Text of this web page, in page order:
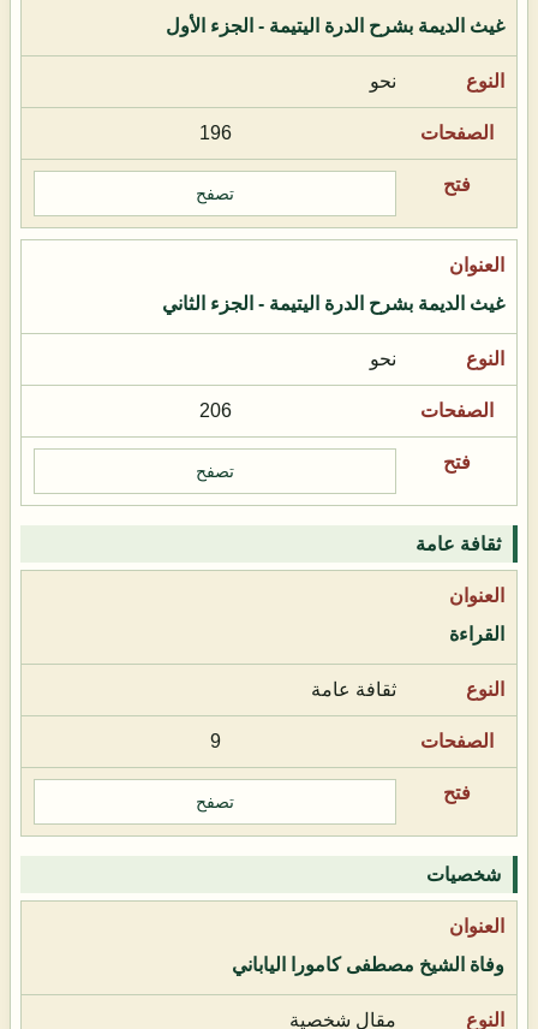
غيث الديمة بشرح الدرة اليتيمة - الجزء الأول
نحو
196
تصفح
غيث الديمة بشرح الدرة اليتيمة - الجزء الثاني
نحو
206
تصفح
ثقافة عامة
القراءة
ثقافة عامة
9
تصفح
شخصيات
وفاة الشيخ مصطفى كامورا الياباني
مقال شخصية